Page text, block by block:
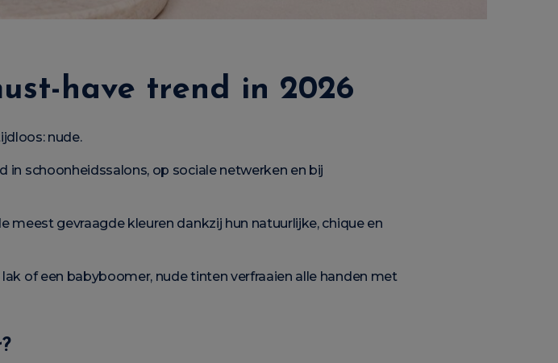
have trend in 2026
nude.
in schoonheidssalons, op sociale netwerken en bij
meest gevraagde kleuren dankzij hun natuurlijke, chique en
of een babyboomer, nude tinten verfraaien alle handen met